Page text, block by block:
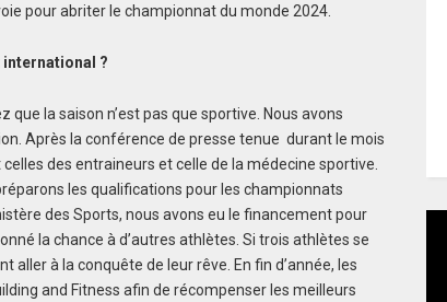
pour abriter le championnat du monde 2024.
international ?
la saison n’est pas que sportive. Nous avons
Après la conférence de presse tenue durant le mois
des entraineurs et celle de la médecine sportive.
les qualifications pour les championnats
des Sports, nous avons eu le financement pour
la chance à d’autres athlètes. Si trois athlètes se
à la conquête de leur rêve. En fin d’année, les
and Fitness afin de récompenser les meilleurs